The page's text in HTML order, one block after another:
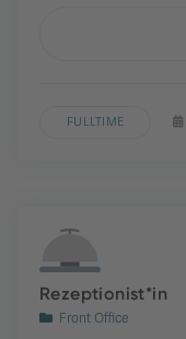
FULLTIME
Rezeptionist*in
Front Office